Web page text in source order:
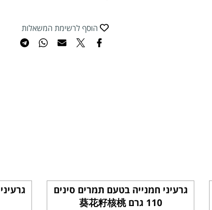
הוסף לרשימת המשאלות
גרעיני חמנייה בטעם תמרים סינים
110 גרם 葵花籽核桃